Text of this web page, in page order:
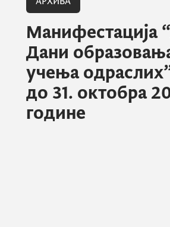
Манифестација
Дани
учења
до 31. октобра
године